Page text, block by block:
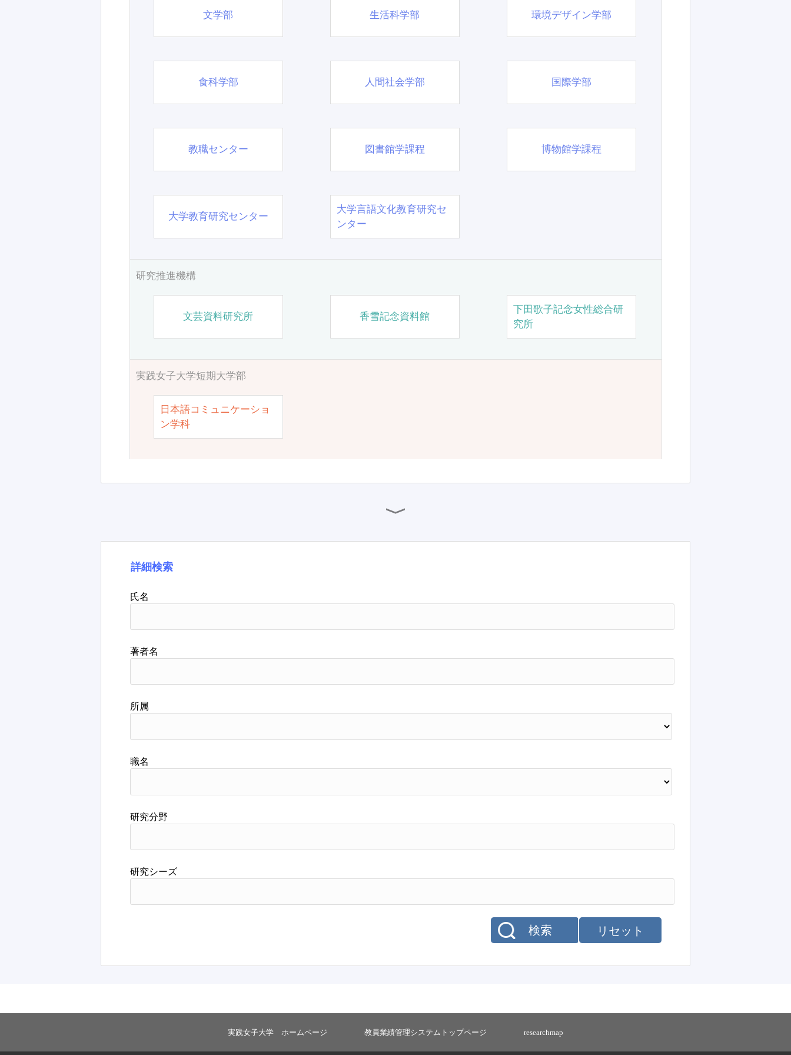
文学部 生活科学部 環境デザイン学部
食科学部 人間社会学部 国際学部
教職センター 図書館学課程 博物館学課程
大学教育研究センター
大学言語文化教育研究セ
ンター
研究推進機構
文芸資料研究所 香雪記念資料館
下田歌子記念女性総合研
究所
実践女子大学短期大学部
日本語コミュニケーショ
ン学科
詳細検索
氏名
著者名
所属
職名
研究分野
研究シーズ
リセット
検索
実践女子大学 ホームページ 教員業績管理システムトップページ researchmap